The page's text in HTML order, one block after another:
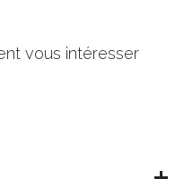
vous intéresser